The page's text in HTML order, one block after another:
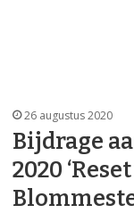
26 augustus 2020
Bijdrage
2020